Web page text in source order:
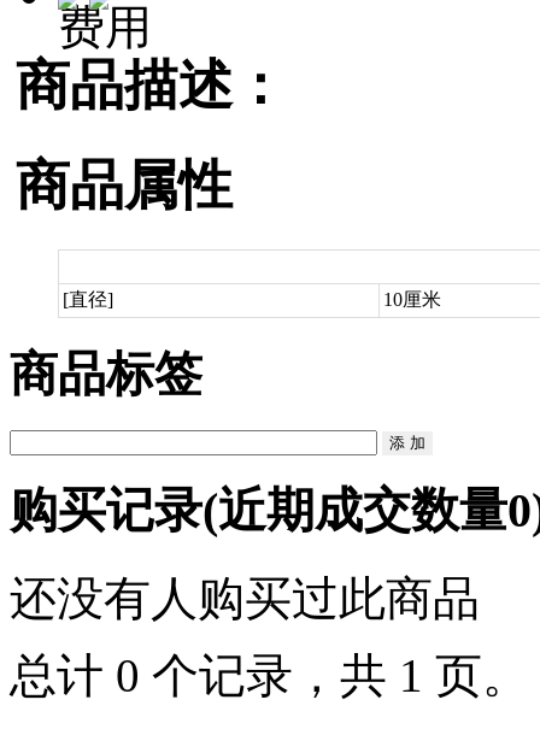
费用
商品描述：
商品属性
[直径] 10厘米
商品标签
购买记录(近期成交数量0
还没有人购买过此商品
总计 0 个记录，共 1 页。